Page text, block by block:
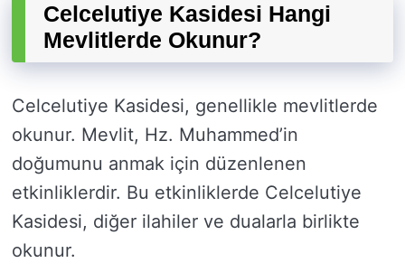
Celcelutiye Kasidesi Hangi
Mevlitlerde Okunur?
Celcelutiye Kasidesi, genellikle mevlitlerde
okunur. Mevlit, Hz. Muhammed’in
doğumunu anmak için düzenlenen
etkinliklerdir. Bu etkinliklerde Celcelutiye
Kasidesi, diğer ilahiler ve dualarla birlikte
okunur.